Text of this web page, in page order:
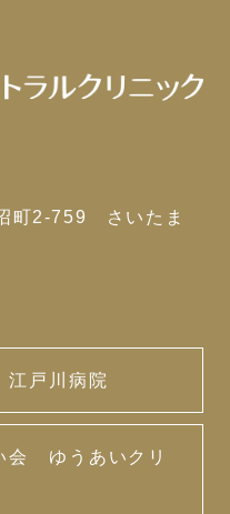
町2-759 さいたま
戸川病院
会 ゆうあいクリ